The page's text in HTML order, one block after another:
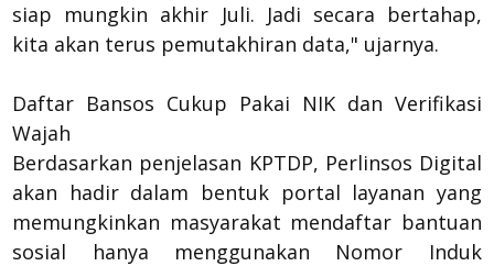
siap mungkin akhir Juli. Jadi secara bertahap,
kita akan terus pemutakhiran data," ujarnya.
Daftar Bansos Cukup Pakai NIK dan Verifikasi
Wajah
Berdasarkan penjelasan KPTDP, Perlinsos Digital
akan hadir dalam bentuk portal layanan yang
memungkinkan masyarakat mendaftar bantuan
sosial hanya menggunakan Nomor Induk